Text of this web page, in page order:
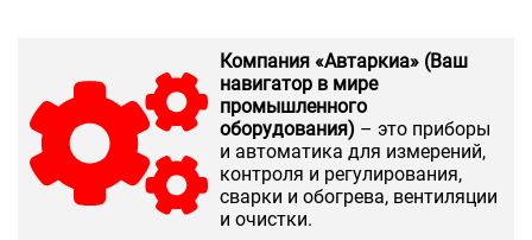
Компания «Автаркиа» (Ваш
навигатор в мире
промышленного
оборудования) – это приборы
и автоматика для измерений,
контроля и регулирования,
сварки и обогрева, вентиляции
и очистки.